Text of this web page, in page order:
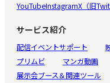
YouTubeInstagramX（旧
サービス紹介
配信イベントサポート
プリムビ
マンガ動画
展示会ブース＆関連ツール